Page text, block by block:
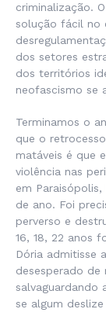
criminalização.
solução fácil no
dos setores
dos territórios
neofascismo se
Terminamos o
que o
matáveis é que
violência nas
em
de ano. Foi
perverso e
16, 18, 22 anos
Dória admitisse
desesperado
salvaguardando
se algum